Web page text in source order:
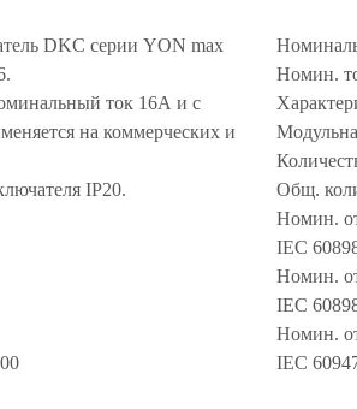
DKC серии YON max
ток 16А и с
на коммерческих и
IP20.
Номин.
Общ.
Номин.
IEC
Номин.
IEC
Номин.
IEC